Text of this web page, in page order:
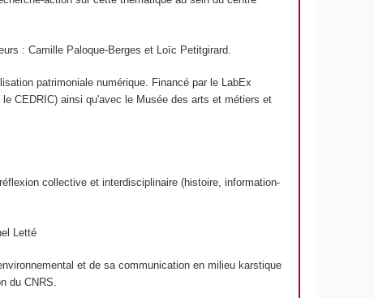
: Camille Paloque-Berges et Loïc Petitgirard.
patrimoniale numérique. Financé par le LabEx
CEDRIC) ainsi qu'avec le Musée des arts et métiers et
collective et interdisciplinaire (histoire, information-
Letté
et de sa communication en milieu karstique
du CNRS.